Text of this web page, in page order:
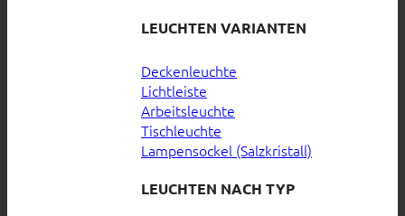
LEUCHTEN VARIANTEN
Deckenleuchte
Lichtleiste
Arbeitsleuchte
Tischleuchte
Lampensockel (Salzkristall)
LEUCHTEN NACH TYP